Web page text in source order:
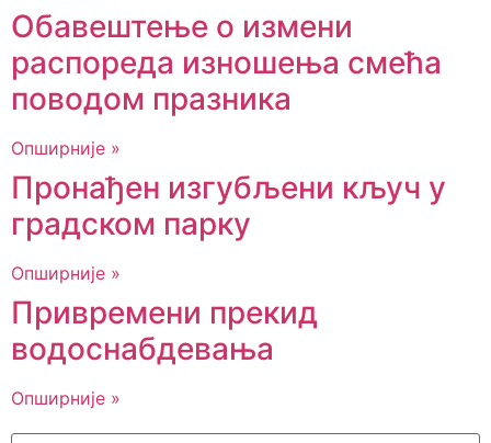
Обавештење о измени
распореда изношења смећа
поводом празника
Опширније »
Пронађен изгубљени кључ у
градском парку
Опширније »
Привремени прекид
водоснабдевања
Опширније »